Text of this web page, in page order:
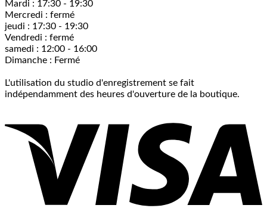
Mardi : 17:30 - 19:30
Mercredi : fermé
jeudi : 17:30 - 19:30
Vendredi : fermé
samedi : 12:00 - 16:00
Dimanche : Fermé
L'utilisation du studio d'enregistrement se fait
indépendamment des heures d'ouverture de la boutique.